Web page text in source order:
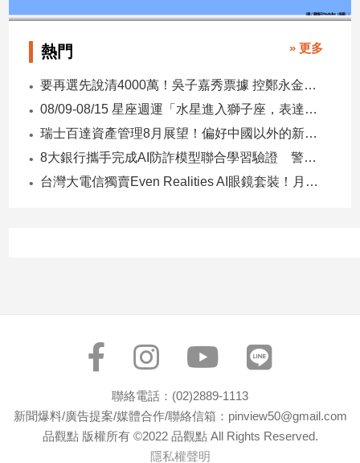
熱門 » 更多
要再選先說清4000萬！吳子嘉秀票據 控鄭永金為鄭朝方2018選縣長籌錢至今未還
08/09-08/15 星座週運「水星進入獅子座，表達力、自信與創意提升」
瑞士百達資產管理8月展望！偏好中國以外的新興市場 看好這些產業
8大銀行攜手完成AI防詐模型聯合學習驗證 警示帳戶準確度提升2倍
台灣大電信獨賣Even Realities AI眼鏡套裝！月付1399元 專案價3990
聯絡電話：(02)2889-1113
新聞爆料/廣告提案/媒體合作/聯絡信箱：pinview50@gmail.com
品觀點 版權所有 ©2022 品觀點 All Rights Reserved.
隱私權聲明